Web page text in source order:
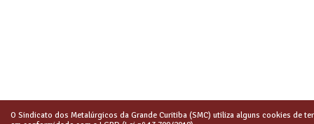
O Sindicato dos Metalúrgicos da Grande Curitiba (SMC) utiliza alguns cookies de